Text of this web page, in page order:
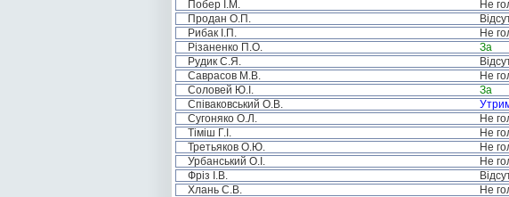
Побер І.М.
Не
Продан О.П.
Рибак І.П.
Не
Різаненко П.О.
За
Рудик С.Я.
Саврасов М.В.
Не
Соловей Ю.І.
За
Співаковський О.В.
Сугоняко О.Л.
Не
Тіміш Г.І.
Не
Третьяков О.Ю.
Не
Урбанський О.І.
Не
Фріз І.В.
Хлань С.В.
Не